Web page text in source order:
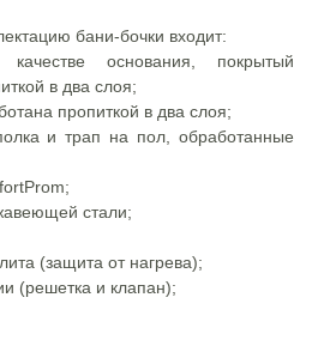
бани-бочки входит:
основания, покрытый
в два слоя;
пропиткой в два слоя;
и трап на пол, обработанные
стали;
(защита от нагрева);
(решетка и клапан);